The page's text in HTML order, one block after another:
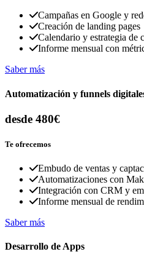
Campañas en Google y
Creación de landing pages
Calendario y estrategia de
Informe mensual con
Saber más
Automatización y funnels
desde 480€
Te ofrecemos
Embudo de ventas y
Automatizaciones con
Integración con CRM y
Informe mensual de
Saber más
Desarrollo de Apps